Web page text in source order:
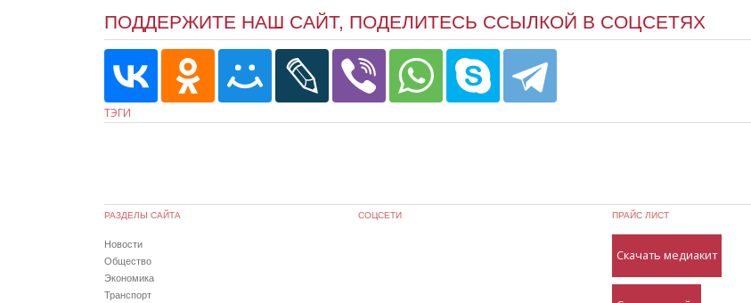
ПОДДЕРЖИТЕ НАШ САЙТ, ПОДЕЛИТЕСЬ ССЫЛКОЙ В СОЦСЕТЯХ
ТЭГИ
РАЗДЕЛЫ САЙТА
Новости
Общество
Экономика
Транспорт
СОЦСЕТИ ПРАЙС ЛИСТ
Скачать медиакит